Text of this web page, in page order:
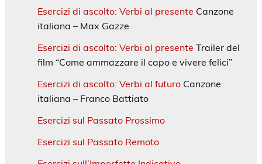
Esercizi di ascolto: Verbi al presente Canzone
italiana – Max Gazze
Esercizi di ascolto: Verbi al presente Trailer del
film “Come ammazzare il capo e vivere felici”
Esercizi di ascolto: Verbi al futuro Canzone
italiana – Franco Battiato
Esercizi sul Passato Prossimo
Esercizi sul Passato Remoto